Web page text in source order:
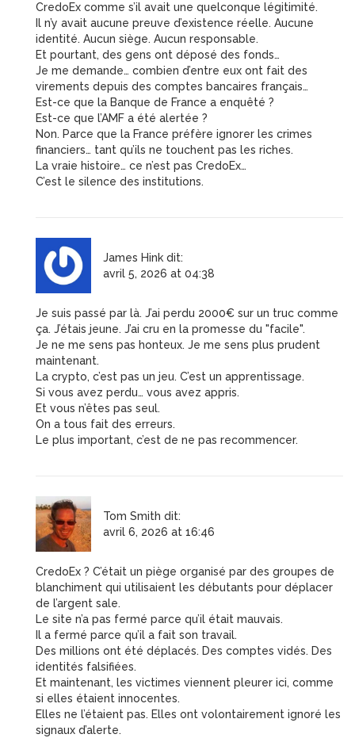
CredoEx comme s’il avait une quelconque légitimité.
Il n’y avait aucune preuve d’existence réelle. Aucune
identité. Aucun siège. Aucun responsable.
Et pourtant, des gens ont déposé des fonds…
Je me demande… combien d’entre eux ont fait des
virements depuis des comptes bancaires français…
Est-ce que la Banque de France a enquêté ?
Est-ce que l’AMF a été alertée ?
Non. Parce que la France préfère ignorer les crimes
financiers… tant qu’ils ne touchent pas les riches.
La vraie histoire… ce n’est pas CredoEx…
C’est le silence des institutions.
James Hink dit:
avril 5, 2026 at 04:38
Je suis passé par là. J’ai perdu 2000€ sur un truc comme
ça. J’étais jeune. J’ai cru en la promesse du "facile".
Je ne me sens pas honteux. Je me sens plus prudent
maintenant.
La crypto, c’est pas un jeu. C’est un apprentissage.
Si vous avez perdu… vous avez appris.
Et vous n’êtes pas seul.
On a tous fait des erreurs.
Le plus important, c’est de ne pas recommencer.
Tom Smith dit:
avril 6, 2026 at 16:46
CredoEx ? C’était un piège organisé par des groupes de
blanchiment qui utilisaient les débutants pour déplacer
de l’argent sale.
Le site n’a pas fermé parce qu’il était mauvais.
Il a fermé parce qu’il a fait son travail.
Des millions ont été déplacés. Des comptes vidés. Des
identités falsifiées.
Et maintenant, les victimes viennent pleurer ici, comme
si elles étaient innocentes.
Elles ne l’étaient pas. Elles ont volontairement ignoré les
signaux d’alerte.